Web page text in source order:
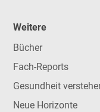
Weitere
Bücher
Fach-Reports
Gesundheit
Neue Horizonte